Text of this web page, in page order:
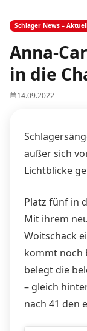
Schlager News –
Anna-
in die
14.09.2022
außer sich
Lichtblicke
Platz fünf in
Mit ihrem
Woitschack
kommt noch
belegt die
– gleich
nach 41 den